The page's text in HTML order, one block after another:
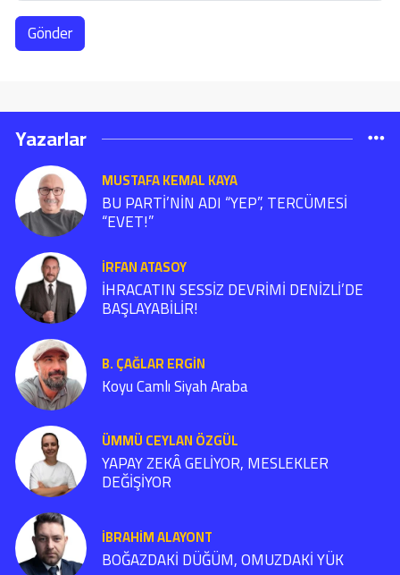
Gönder
Yazarlar
MUSTAFA KEMAL KAYA
BU PARTİ’NİN ADI “YEP”, TERCÜMESİ
“EVET!”
İRFAN ATASOY
İHRACATIN SESSİZ DEVRİMİ DENİZLİ’DE
BAŞLAYABİLİR!
B. ÇAĞLAR ERGIN
Koyu Camlı Siyah Araba
ÜMMÜ CEYLAN ÖZGÜL
YAPAY ZEKÂ GELİYOR, MESLEKLER
DEĞİŞİYOR
İBRAHIM ALAYONT
BOĞAZDAKİ DÜĞÜM, OMUZDAKİ YÜK